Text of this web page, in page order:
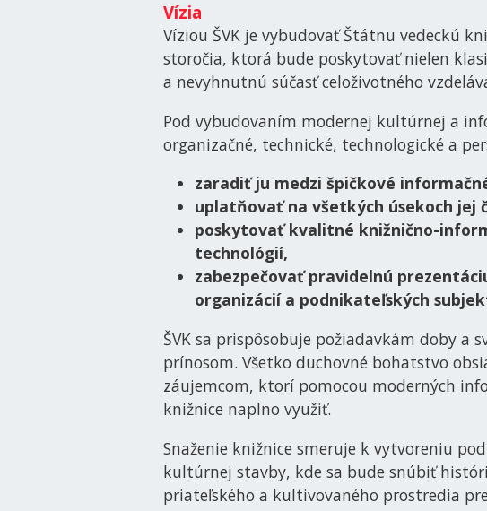
Vízia
Víziou ŠVK je vybudovať Štátnu vedeckú
storočia, ktorá bude poskytovať nielen
a nevyhnutnú súčasť celoživotného
Pod vybudovaním modernej kultúrnej a
organizačné, technické, technologické a
zaradiť ju medzi špičkové
uplatňovať na všetkých úsekoch jej
poskytovať kvalitné knižnično-
technológií,
zabezpečovať pravidelnú
organizácií a podnikateľských
ŠVK sa prispôsobuje požiadavkám doby a
prínosom. Všetko duchovné bohatstvo
záujemcom, ktorí pomocou moderných
knižnice naplno využiť.
Snaženie knižnice smeruje k vytvoreniu
kultúrnej stavby, kde sa bude snúbiť
priateľského a kultivovaného prostredia